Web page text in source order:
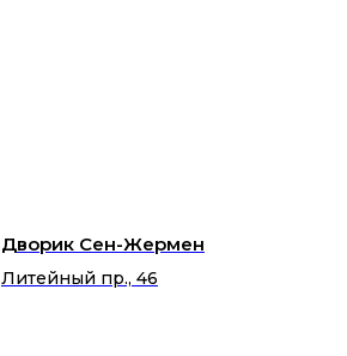
Дворик Сен-Жермен
Литейный пр., 46